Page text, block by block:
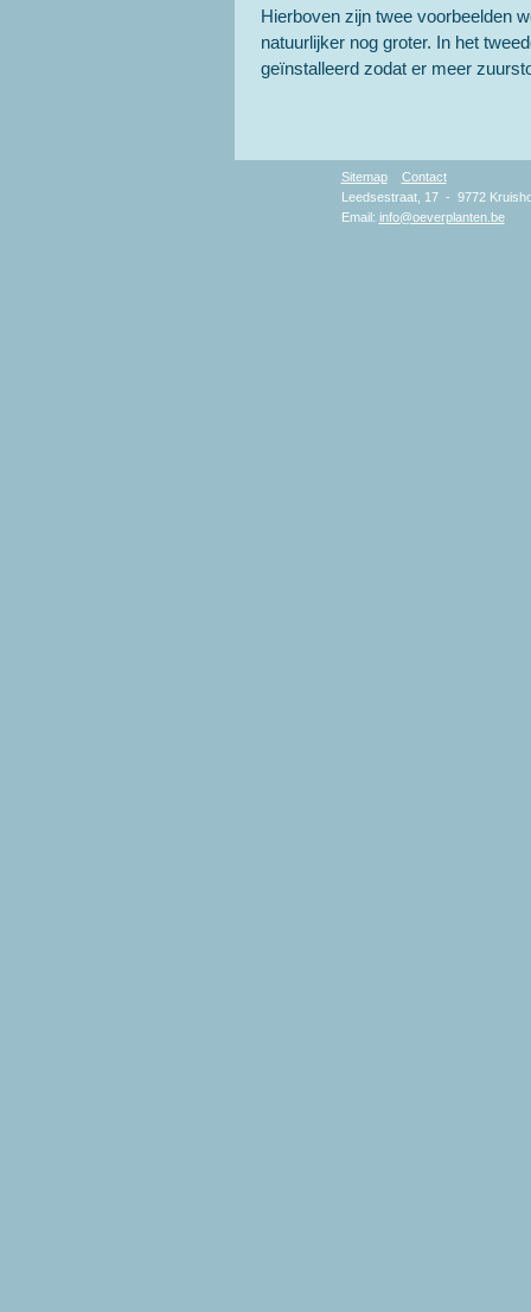
Hierboven zijn twee voorbeelden
natuurlijker nog groter. In het
geïnstalleerd zodat er meer
Sitemap Contact
Leedsestraat, 17 - 9772
Email: info@oeverplanten.be